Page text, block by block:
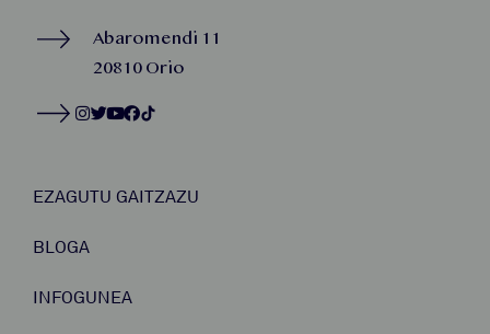
Abaromendi 11
20810 Orio
EZAGUTU GAITZAZU
BLOGA
INFOGUNEA